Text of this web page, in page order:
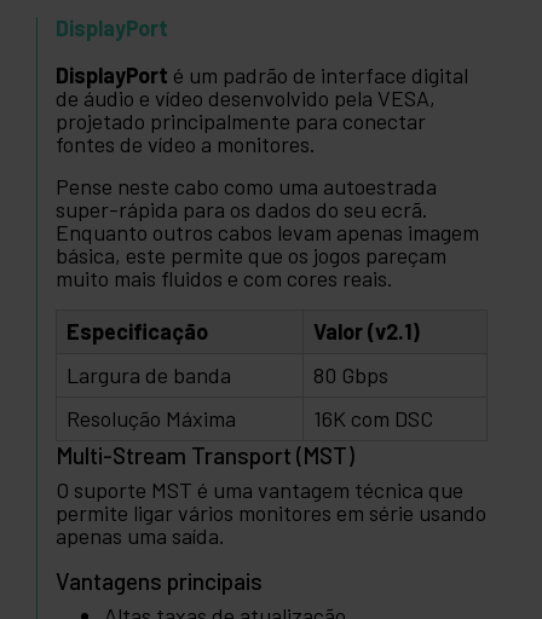
DisplayPort
DisplayPort é um padrão de interface digital
de áudio e vídeo desenvolvido pela VESA,
projetado principalmente para conectar
fontes de vídeo a monitores.
Pense neste cabo como uma autoestrada
super-rápida para os dados do seu ecrã.
Enquanto outros cabos levam apenas imagem
básica, este permite que os jogos pareçam
muito mais fluidos e com cores reais.
Especificação
Valor (v2.1)
Largura de banda
80 Gbps
Resolução Máxima
16K com DSC
Multi-Stream Transport (MST)
O suporte MST é uma vantagem técnica que
permite ligar vários monitores em série usando
apenas uma saída.
Vantagens principais